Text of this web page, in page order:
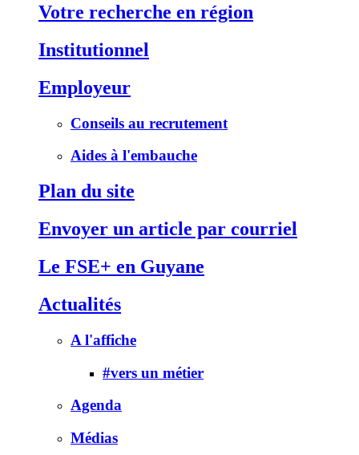
Votre recherche en région
Institutionnel
Employeur
Conseils au recrutement
Aides à l'embauche
Plan du site
Envoyer un article par courriel
Le FSE+ en Guyane
Actualités
A l'affiche
#vers un métier
Agenda
Médias